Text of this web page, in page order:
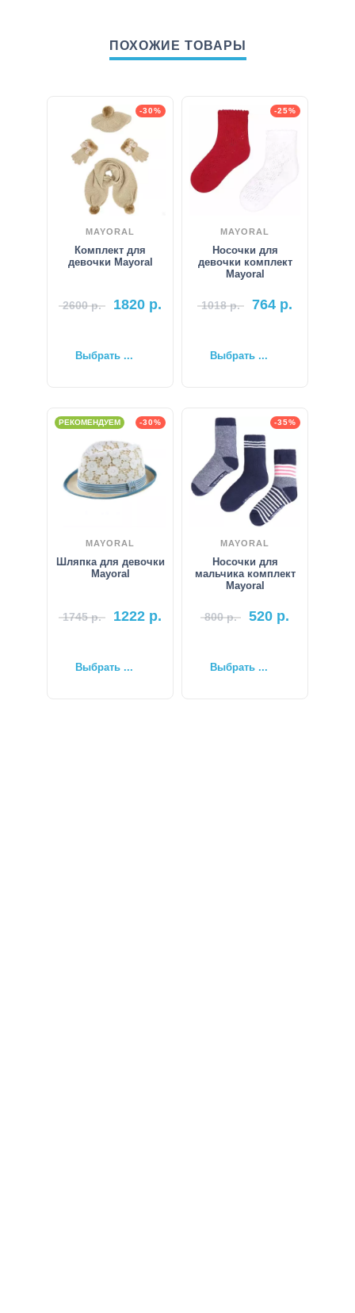
ПОХОЖИЕ ТОВАРЫ
-30%
MAYORAL
Комплект для
девочки Mayoral
2600р. 1820 р.
Выбрать ...
-25%
MAYORAL
Носочки для
девочки комплект
Mayoral
1018р. 764 р.
Выбрать ...
-30%
РЕКОМЕНДУЕМ
MAYORAL
Шляпка для девочки
Mayoral
1745р. 1222 р.
Выбрать ...
-35%
MAYORAL
Носочки для
мальчика комплект
Mayoral
800р. 520 р.
Выбрать ...